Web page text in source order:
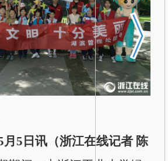
5日讯（浙江在线记者 陈